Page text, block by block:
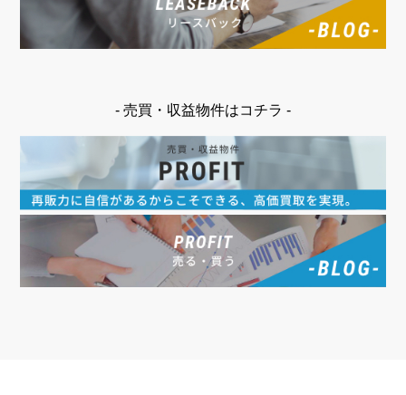
- 売買・収益物件はコチラ -